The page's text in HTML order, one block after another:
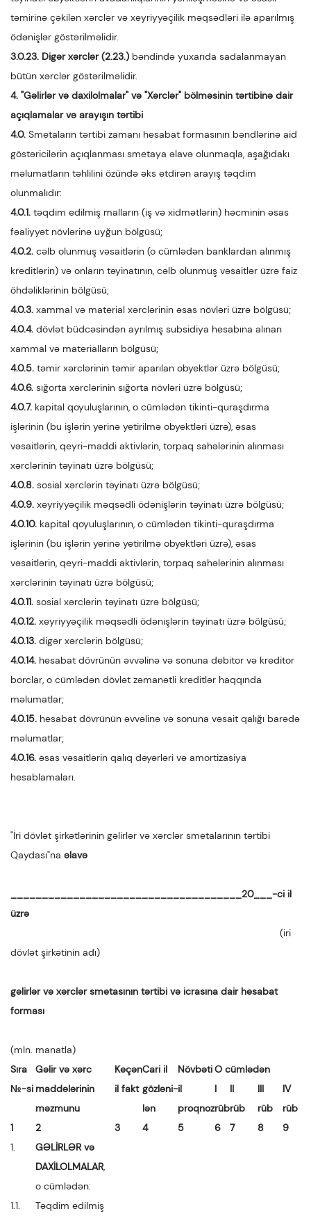
təmirinə çəkilən xərclər və xeyriyyəçilik məqsədləri ilə aparılmış
ödənişlər göstərilməlidir.
3.0.23. Digər xərclər (2.23.) bəndində yuxarıda sadalanmayan
bütün xərclər göstərilməlidir.
4. "Gəlirlər və daxilolmalar" və "Xərclər" bölməsinin tərtibinə dair
açıqlamalar və arayışın tərtibi
4.0. Smetaların tərtibi zamanı hesabat formasının bəndlərinə aid
göstəricilərin açıqlanması smetaya əlavə olunmaqla, aşağıdakı
məlumatların təhlilini özündə əks etdirən arayış təqdim
olunmalıdır:
4.0.1. təqdim edilmiş malların (iş və xidmətlərin) həcminin əsas
fəaliyyət növlərinə uyğun bölgüsü;
4.0.2. cəlb olunmuş vəsaitlərin (o cümlədən banklardan alınmış
kreditlərin) və onların təyinatının, cəlb olunmuş vəsaitlər üzrə faiz
öhdəliklərinin bölgüsü;
4.0.3. xammal və material xərclərinin əsas növləri üzrə bölgüsü;
4.0.4. dövlət büdcəsindən ayrılmış subsidiya hesabına alınan
xammal və materialların bölgüsü;
4.0.5. təmir xərclərinin təmir aparılan obyektlər üzrə bölgüsü;
4.0.6. sığorta xərclərinin sığorta növləri üzrə bölgüsü;
4.0.7. kapital qoyuluşlarının, o cümlədən tikinti-quraşdırma
işlərinin (bu işlərin yerinə yetirilmə obyektləri üzrə), əsas
vəsaitlərin, qeyri-maddi aktivlərin, torpaq sahələrinin alınması
xərclərinin təyinatı üzrə bölgüsü;
4.0.8. sosial xərclərin təyinatı üzrə bölgüsü;
4.0.9. xeyriyyəçilik məqsədli ödənişlərin təyinatı üzrə bölgüsü;
4.0.10. kapital qoyuluşlarının, o cümlədən tikinti-quraşdırma
işlərinin (bu işlərin yerinə yetirilmə obyektləri üzrə), əsas
vəsaitlərin, qeyri-maddi aktivlərin, torpaq sahələrinin alınması
xərclərinin təyinatı üzrə bölgüsü;
4.0.11. sosial xərclərin təyinatı üzrə bölgüsü;
4.0.12. xeyriyyəçilik məqsədli ödənişlərin təyinatı üzrə bölgüsü;
4.0.13. digər xərclərin bölgüsü;
4.0.14. hesabat dövrünün əvvəlinə və sonuna debitor və kreditor
borclar, o cümlədən dövlət zəmanətli kreditlər haqqında
məlumatlar;
4.0.15. hesabat dövrünün əvvəlinə və sonuna vəsait qalığı barədə
məlumatlar;
4.0.16. əsas vəsaitlərin qalıq dəyərləri və amortizasiya
hesablamaları.
"İri dövlət şirkətlərinin gəlirlər və xərclər smetalarının tərtibi
Qaydası"na əlavə
_____________________________________20___-ci il
üzrə
(iri
dövlət şirkətinin adı)
gəlirlər və xərclər smetasının tərtibi və icrasına dair hesabat
forması
(mln. manatla)
Sıra
№-si
Gəlir və xərc
maddələrinin
məzmunu
Keçən
il fakt
Cari il
gözləni-
lən
Növbəti
il
proqnoz
O cümlədən
I
rüb
II
rüb
III
rüb
IV
rüb
1
2 3 4 5 6 7 8
9
1.
GƏLİRLƏR və
DAXİLOLMALAR,
o cümlədən:
1.1.
Təqdim edilmiş